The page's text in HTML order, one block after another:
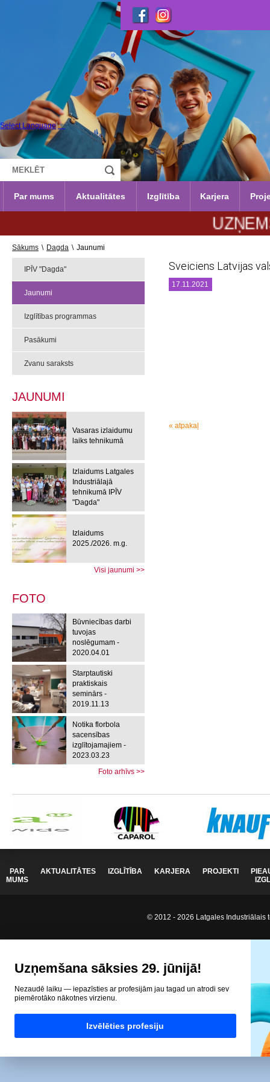
Select Language ▼
Par mums Aktualitātes Izglītība Karjera
Sākums \ Dagda \ Jaunumi
IPĪV "Dagda"
Jaunumi
Izglītības programmas
Pasākumi
Zvanu saraksts
JAUNUMI
Vasaras izlaidumu
laiks tehnikumā
Izlaidums Latgales
Industriālajā
tehnikumā IPĪV
"Dagda"
Izlaidums
2025./2026. m.g.
Visi jaunumi >>
FOTO
Būvniecības darbi
tuvojas
noslēgumam -
2020.04.01
Starptautiski
praktiskais
seminārs -
2019.11.13
Notika florbola
sacensības
izglītojamajiem -
2023.03.23
Foto arhīvs >>
Sveiciens Latvijas
17.11.2021
« atpakaļ
PAR
MUMS
AKTUALITĀTES IZGLĪTĪBA KARJERA PROJEKTI
© 2012 - 2026 Latgales Industriālais
Uzņemšana sāksies 29. jūnijā!
Nezaudē laiku — iepazīsties ar profesijām jau tagad un atrodi sev
piemērotāko nākotnes virzienu.
Izvēlēties profesiju